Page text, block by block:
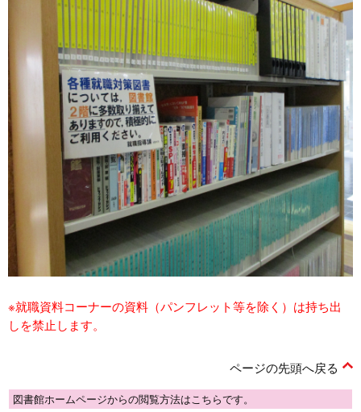
※就職資料コーナーの資料（パンフレット等を除く）は持ち出
しを禁止します。
ページの先頭へ戻る
図書館ホームページからの閲覧方法はこちらです。